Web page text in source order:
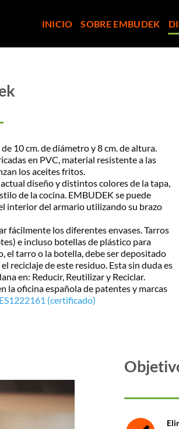
INICIO SOBRE EMBUDEK
10 cm. de diámetro y 8 cm. de altura.
en PVC, material resistente a las
los aceites fritos.
diseño y distintos colores de la tapa,
de la cocina. EMBUDEK se puede
interior del armario utilizando su brazo
fácilmente los diferentes envases. Tarros
e incluso botellas de plástico para
el tarro o la botella, debe ser depositado
reciclaje de este residuo. Esta sin duda es
en: Reducir, Reutilizar y Reciclar.
la oficina española de patentes y marcas
ES1222161 (certificado)